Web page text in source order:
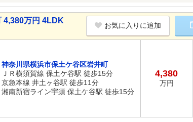
4,380万円 4LDK
お気に入りに追加
神奈川県横浜市保土ケ谷区岩井町
ＪＲ横須賀線 保土ケ谷駅 徒歩15分
京急本線 井土ヶ谷駅 徒歩11分
湘南新宿ライン宇須 保土ケ谷駅 徒歩15分
4,380
万円